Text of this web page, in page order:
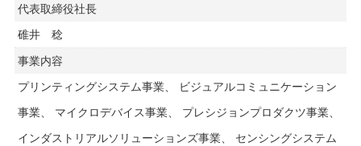
代表取締役社長
碓井 稔
事業内容
プリンティングシステム事業、 ビジュアルコミュニケーション
事業、 マイクロデバイス事業、 プレシジョンプロダクツ事業、
インダストリアルソリューションズ事業、 センシングシステム